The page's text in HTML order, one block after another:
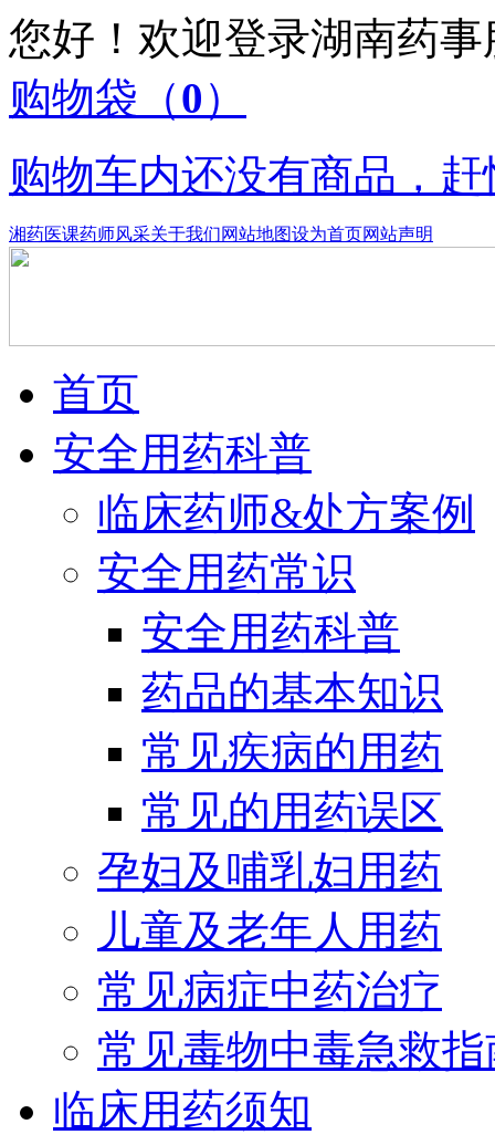
您好！欢迎登录湖南药
购物袋 （0）
购物车内还没有商品，
湘药医课药师风采关于我们网站地图设为首页网站声明
首页
安全用药科普
临床药师&处方案例
安全用药常识
安全用药科普
药品的基本知识
常见疾病的用药
常见的用药误区
孕妇及哺乳妇用药
儿童及老年人用药
常见病症中药治疗
常见毒物中毒急救指
临床用药须知